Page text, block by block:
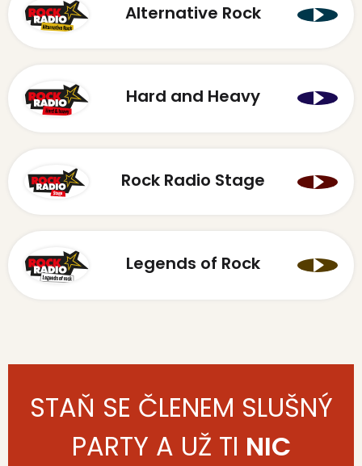
Alternative Rock
Hard and Heavy
Rock Radio Stage
Legends of Rock
STAŇ SE ČLENEM SLUŠNÝ
PARTY A UŽ TI NIC